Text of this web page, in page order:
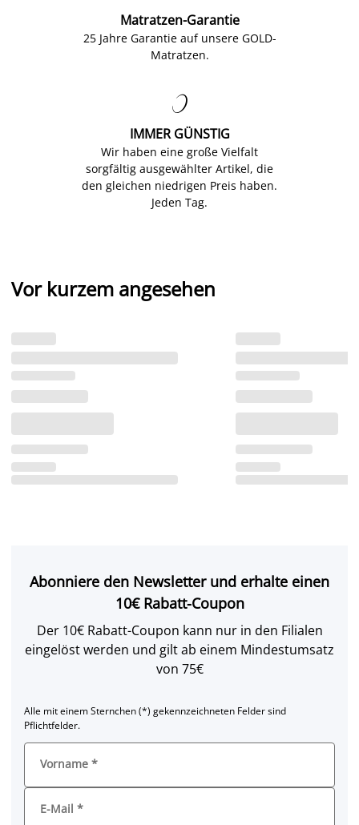
Matratzen-Garantie
25 Jahre Garantie auf unsere GOLD-
Matratzen.

IMMER GÜNSTIG
Wir haben eine große Vielfalt
sorgfältig ausgewählter Artikel, die
den gleichen niedrigen Preis haben.
Jeden Tag.
Vor kurzem angesehen
Abonniere den Newsletter und erhalte einen
10€ Rabatt-Coupon
Der 10€ Rabatt-Coupon kann nur in den Filialen
eingelöst werden und gilt ab einem Mindestumsatz
von 75€
Alle mit einem Sternchen (*) gekennzeichneten Felder sind
Pflichtfelder.
Vorname *
E-Mail *